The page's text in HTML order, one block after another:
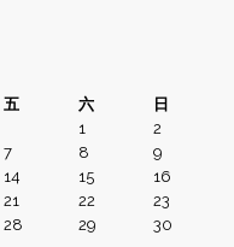
五 六
日
1
2
7 8
9
14 15
16
21 22
23
28 29
30